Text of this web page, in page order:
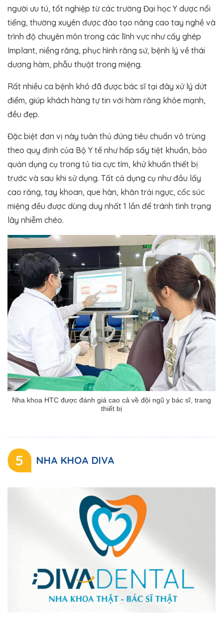
người ưu tú, tốt nghiệp từ các trường Đại học Y dược nổi
tiếng, thường xuyên được đào tạo nâng cao tay nghề và
trình độ chuyên môn trong các lĩnh vực như cấy ghép
Implant, niềng răng, phục hình răng sứ, bệnh lý về thái
dương hàm, phẫu thuật trong miệng.
Rất nhiều ca bệnh khó đã được bác sĩ tại đây xử lý dứt
điểm, giúp khách hàng tự tin với hàm răng khỏe mạnh,
đều đẹp.
Đặc biệt đơn vị này tuân thủ đúng tiêu chuẩn vô trùng
theo quy định của Bộ Y tế như hấp sấy tiệt khuẩn, bảo
quản dụng cụ trong tủ tia cực tím, khử khuẩn thiết bị
trước và sau khi sử dụng. Tất cả dụng cụ như đầu lấy
cao răng, tay khoan, que hàn, khăn trải ngực, cốc súc
miệng đều được dùng duy nhất 1 lần để tránh tình trạng
lây nhiễm chéo.
Nha khoa HTC được đánh giá cao cả về đội ngũ y bác sĩ, trang
thiết bị
5 NHA KHOA DIVA